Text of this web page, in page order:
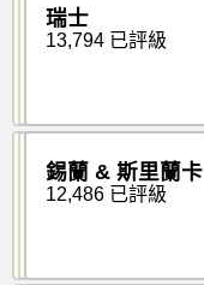
瑞士
13,794 已評級
錫蘭 & 斯里蘭卡
12,486 已評級